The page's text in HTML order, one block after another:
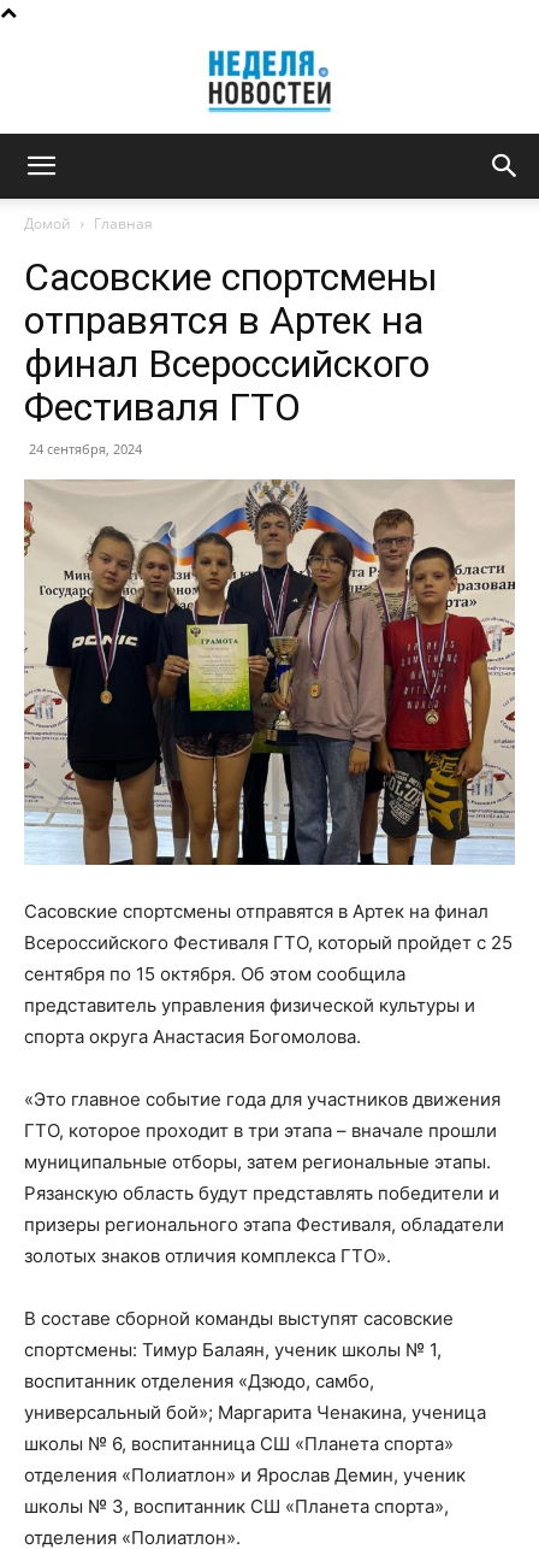
новостей
Домой Главная
Сасовские спортсмены
отправятся в Артек на
финал Всероссийского
Фестиваля ГТО
24 сентября, 2024
Сасовские спортсмены отправятся в Артек на финал
Всероссийского Фестиваля ГТО, который пройдет с 25
сентября по 15 октября. Об этом сообщила
представитель управления физической культуры и
спорта округа Анастасия Богомолова.
«Это главное событие года для участников движения
ГТО, которое проходит в три этапа – вначале прошли
муниципальные отборы, затем региональные этапы.
Рязанскую область будут представлять победители и
призеры регионального этапа Фестиваля, обладатели
золотых знаков отличия комплекса ГТО».
В составе сборной команды выступят сасовские
спортсмены: Тимур Балаян, ученик школы № 1,
воспитанник отделения «Дзюдо, самбо,
универсальный бой»; Маргарита Ченакина, ученица
школы № 6, воспитанница СШ «Планета спорта»
отделения «Полиатлон» и Ярослав Демин, ученик
школы № 3, воспитанник СШ «Планета спорта»,
отделения «Полиатлон».